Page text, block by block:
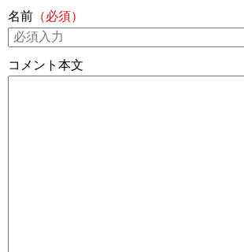
名前 （必須）
コメント本文